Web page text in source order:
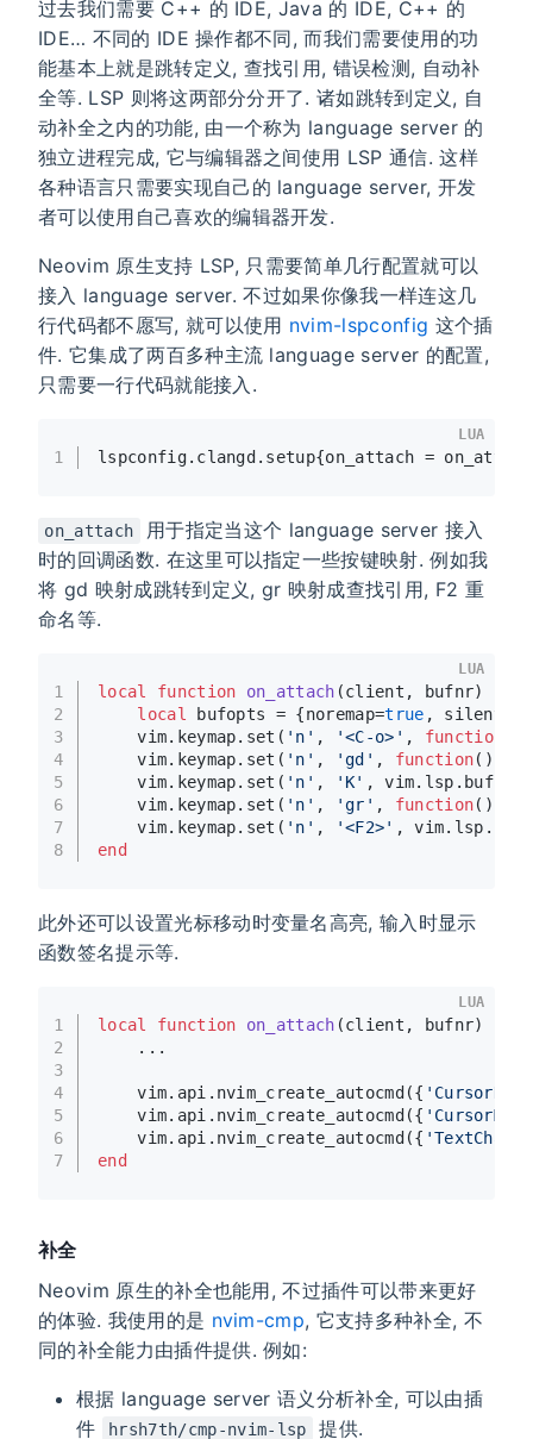
过去我们需要 C++ 的 IDE, Java 的 IDE, C++ 的
IDE… 不同的 IDE 操作都不同, 而我们需要使用的功
能基本上就是跳转定义, 查找引用, 错误检测, 自动补
全等. LSP 则将这两部分分开了. 诸如跳转到定义, 自
动补全之内的功能, 由一个称为 language server 的
独立进程完成, 它与编辑器之间使用 LSP 通信. 这样
各种语言只需要实现自己的 language server, 开发
者可以使用自己喜欢的编辑器开发.
Neovim 原生支持 LSP, 只需要简单几行配置就可以
接入 language server. 不过如果你像我一样连这几
行代码都不愿写, 就可以使用 nvim-lspconfig 这个插
件. 它集成了两百多种主流 language server 的配置,
只需要一行代码就能接入.
1 lspconfig.clangd.setup{on_attach =
LUA
on_attach
用于指定当这个 language server 接入
时的回调函数. 在这里可以指定一些按键映射. 例如我
将 gd 映射成跳转到定义, gr 映射成查找引用, F2 重
命名等.
1
2
3
4
5
6
7
8
local function on_attach (client, bufnr)
local
bufopts = {noremap=true , silent=
    vim.keymap.set(
'n' , '<C-o>' , function
    vim.keymap.set(
'n' , 'gd' , function()
    vim.keymap.set(
'n' , 'K' ,
    vim.keymap.set(
'n' , 'gr' , function()
    vim.keymap.set(
'n' , '<F2>' , vim.lsp.buf.
end
LUA
此外还可以设置光标移动时变量名高亮, 输入时显示
函数签名提示等.
1
2
3
4
5
6
7
local function on_attach (client, bufnr)
    ...
    vim.api.nvim_create_autocmd({
    vim.api.nvim_create_autocmd({
    vim.api.nvim_create_autocmd({
end
LUA
补全
Neovim 原生的补全也能用, 不过插件可以带来更好
的体验. 我使用的是 nvim-cmp, 它支持多种补全, 不
同的补全能力由插件提供. 例如:
根据 language server 语义分析补全, 可以由插
件
hrsh7th/cmp-nvim-lsp 提供.